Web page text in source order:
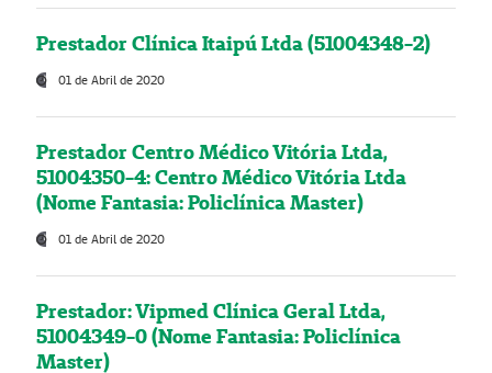
Prestador Clínica Itaipú Ltda (51004348-2)
01 de Abril de 2020
Prestador Centro Médico Vitória Ltda,
51004350-4: Centro Médico Vitória Ltda
(Nome Fantasia: Policlínica Master)
01 de Abril de 2020
Prestador: Vipmed Clínica Geral Ltda,
51004349-0 (Nome Fantasia: Policlínica
Master)